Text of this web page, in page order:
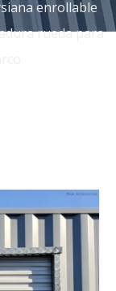
enrollable
rueda para